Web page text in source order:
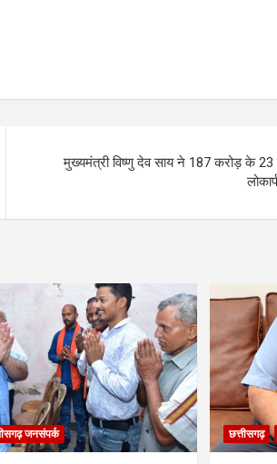
मुख्यमंत्री विष्णु देव साय ने 187 करोड़ के 23
जनसंपर्क छत्तीसगढ़